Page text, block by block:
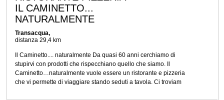
IL CAMINETTO...
NATURALMENTE
Transacqua,
distanza 29,4 km
Il Caminetto.... naturalmente Da quasi 60 anni cerchiamo di
stupirvi con prodotti che rispecchiano quello che siamo. Il
Caminetto…naturalmente vuole essere un ristorante e pizzeria
che vi permette di viaggiare stando seduti a tavola. Ci troviam